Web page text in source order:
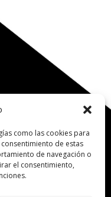
como las cookies para
de estas
de navegación o
el consentimiento,